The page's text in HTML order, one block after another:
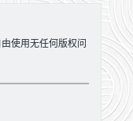
使用无任何版权问